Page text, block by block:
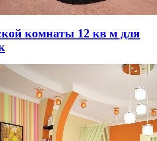
комнаты 12 кв м для